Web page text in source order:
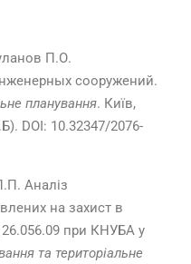
П.О.
сооружений.
планування. Київ,
). DOI: 10.32347/2076-
Аналіз
на захист в
26.056.09 при КНУБА у
та територіальне